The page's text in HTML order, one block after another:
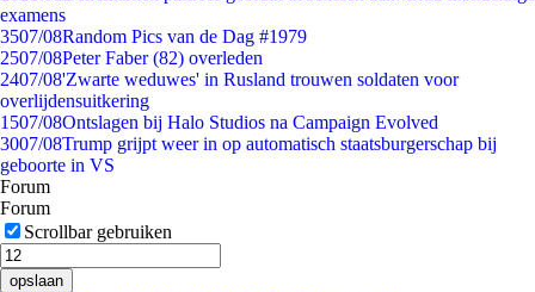
examens
3507/08Random Pics van de Dag #1979
2507/08Peter Faber (82) overleden
2407/08'Zwarte weduwes' in Rusland trouwen soldaten voor
overlijdensuitkering
1507/08Ontslagen bij Halo Studios na Campaign Evolved
3007/08Trump grijpt weer in op automatisch staatsburgerschap bij
geboorte in VS
Forum
Forum
Scrollbar gebruiken
opslaan